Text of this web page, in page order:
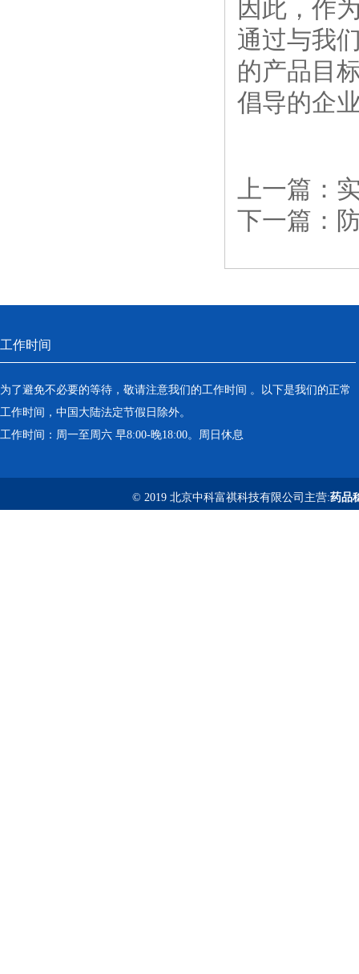
因此，作
通过与我
的产品目
倡导的企
上一篇：
下一篇：
工作时间
为了避免不必要的等待，敬请注意我们的工作时间 。以下是我们的正常
工作时间，中国大陆法定节假日除外。
工作时间：周一至周六 早8:00-晚18:00。周日休息
© 2019 北京中科富祺科技有限公司主营:药品